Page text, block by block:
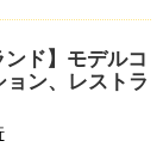
ド】モデルコ
ン、レストラ